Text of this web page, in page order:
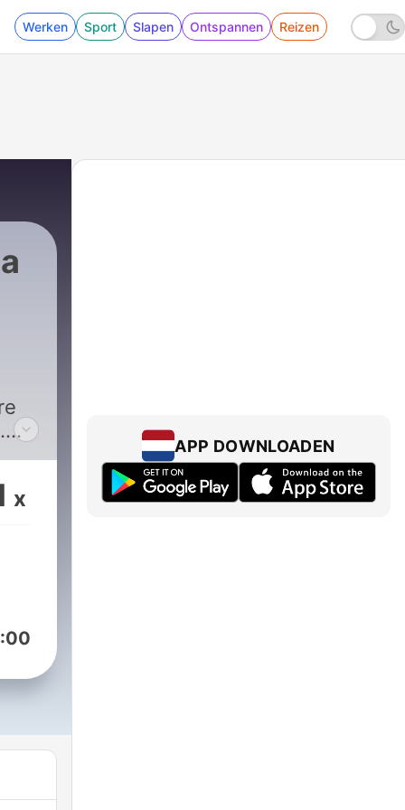
Werken Sport Slapen Ontspannen Reizen
x
APP DOWNLOADEN